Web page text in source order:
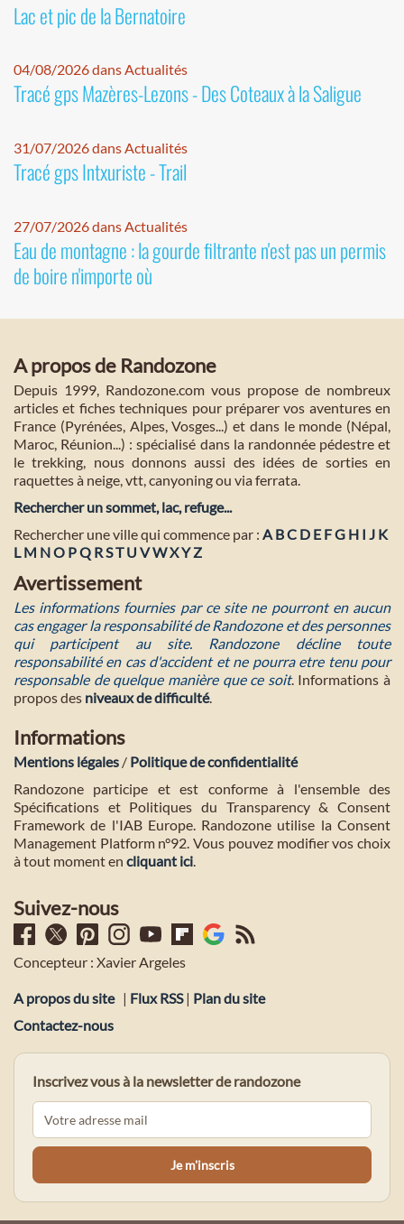
Lac et pic de la Bernatoire
04/08/2026 dans Actualités
Tracé gps Mazères-Lezons - Des Coteaux à la Saligue
31/07/2026 dans Actualités
Tracé gps Intxuriste - Trail
27/07/2026 dans Actualités
Eau de montagne : la gourde filtrante n'est pas un permis
de boire n'importe où
A propos de Randozone
Depuis 1999, Randozone.com vous propose de nombreux
articles et fiches techniques pour préparer vos aventures en
France (Pyrénées, Alpes, Vosges...) et dans le monde (Népal,
Maroc, Réunion...) : spécialisé dans la randonnée pédestre et
le trekking, nous donnons aussi des idées de sorties en
raquettes à neige, vtt, canyoning ou via ferrata.
Rechercher un sommet, lac, refuge...
Rechercher une ville qui commence par : A BC D E FG H I J K
L M NO PQ RST U VWXYZ
Avertissement
Les informations fournies par ce site ne pourront en aucun
cas engager la responsabilité de Randozone et des personnes
qui participent au site. Randozone décline toute
responsabilité en cas d'accident et ne pourra etre tenu pour
responsable de quelque manière que ce soit. Informations à
propos des niveaux de difficulté.
Informations
Mentions légales / Politique de confidentialité
Randozone participe et est conforme à l'ensemble des
Spécifications et Politiques du Transparency & Consent
Framework de l'IAB Europe. Randozone utilise la Consent
Management Platform n°92. Vous pouvez modifier vos choix
à tout moment en cliquant ici.
Suivez-nous
Concepteur : Xavier Argeles
A propos du site | Flux RSS| Plan du site
Contactez-nous
Inscrivez vous à la newsletter de randozone